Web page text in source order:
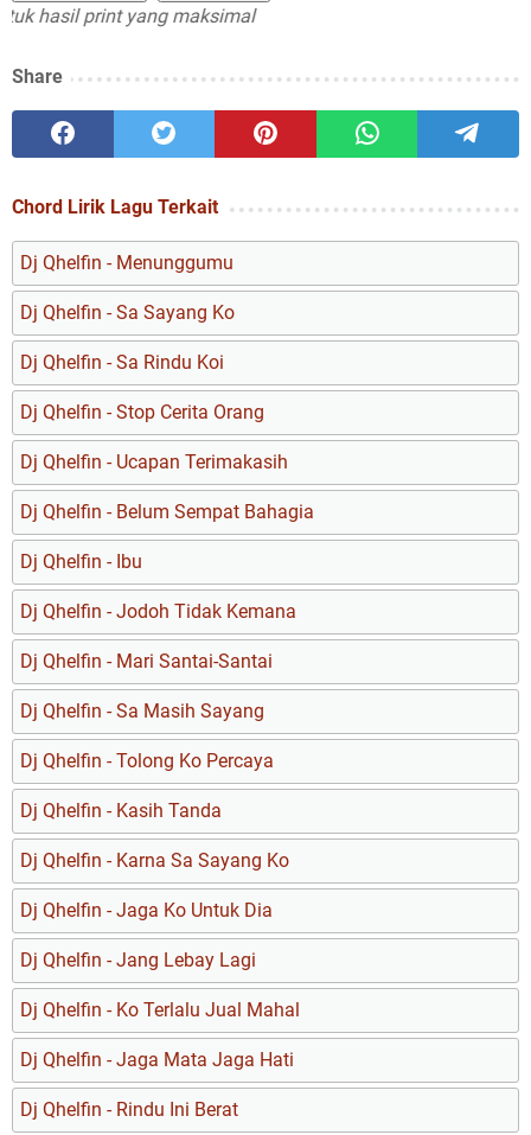
print yang maksimal
Share
Chord Lirik Lagu Terkait
Dj Qhelfin - Menunggumu
Dj Qhelfin - Sa Sayang Ko
Dj Qhelfin - Sa Rindu Koi
Dj Qhelfin - Stop Cerita Orang
Dj Qhelfin - Ucapan Terimakasih
Dj Qhelfin - Belum Sempat Bahagia
Dj Qhelfin - Ibu
Dj Qhelfin - Jodoh Tidak Kemana
Dj Qhelfin - Mari Santai-Santai
Dj Qhelfin - Sa Masih Sayang
Dj Qhelfin - Tolong Ko Percaya
Dj Qhelfin - Kasih Tanda
Dj Qhelfin - Karna Sa Sayang Ko
Dj Qhelfin - Jaga Ko Untuk Dia
Dj Qhelfin - Jang Lebay Lagi
Dj Qhelfin - Ko Terlalu Jual Mahal
Dj Qhelfin - Jaga Mata Jaga Hati
Dj Qhelfin - Rindu Ini Berat